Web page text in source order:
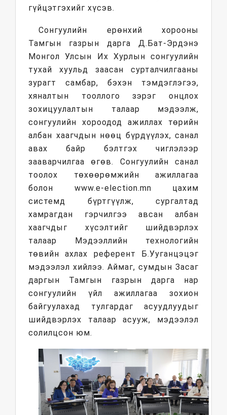
гүйцэтгэхийг хүсэв.
Сонгуулийн ерөнхий хорооны
Тамгын газрын дарга Д.Бат-Эрдэнэ
Монгол Улсын Их Хурлын сонгуулийн
тухай хуульд заасан сурталчилгааны
зурагт самбар, бэхэн тэмдэглэгээ,
хяналтын тооллого зэрэг онцлох
зохицуулалтын талаар мэдээлж,
сонгуулийн хороодод ажиллах төрийн
албан хаагчдын нөөц бүрдүүлэх, санал
авах байр бэлтгэх чиглэлээр
зааварчилгаа өгөв. Сонгуулийн санал
тоолох төхөөрөмжийн ажиллагаа
болон www.e-election.mn цахим
системд бүртгүүлж, сургалтад
хамрагдан гэрчилгээ авсан албан
хаагчдыг хүсэлтийг шийдвэрлэх
талаар Мэдээллийн технологийн
төвийн ахлах референт Б.Ууганцэцэг
мэдээлэл хийлээ. Аймаг, сумдын Засаг
даргын Тамгын газрын дарга нар
сонгуулийн үйл ажиллагаа зохион
байгуулахад тулгардаг асуудлуудыг
шийдвэрлэх талаар асууж, мэдээлэл
солилцсон юм.